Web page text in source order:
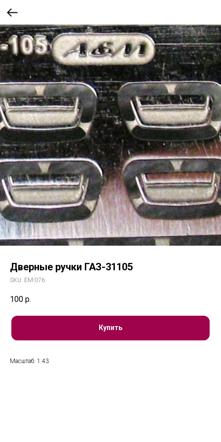
Дверные ручки ГАЗ-31105
SKU: ЕМ-076
100 р.
Купить
Масштаб: 1:43